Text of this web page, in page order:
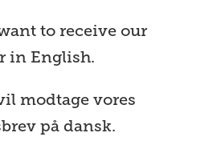
to receive our
in English.
modtage vores
på dansk.